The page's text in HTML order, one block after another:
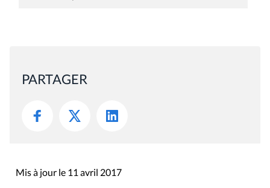
PARTAGER
Mis à jour le 11 avril 2017